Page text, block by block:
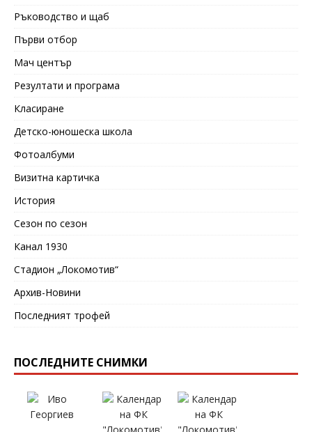
Ръководство и щаб
Първи отбор
Мач център
Резултати и програма
Класиране
Детско-юношеска школа
Фотоалбуми
Визитна картичка
История
Сезон по сезон
Канал 1930
Стадион „Локомотив“
Архив-Новини
Последният трофей
ПОСЛЕДНИТЕ СНИМКИ